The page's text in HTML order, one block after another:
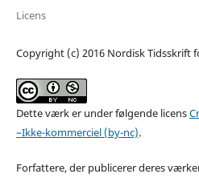
Licens
Copyright (c) 2016 Nordisk Tidsskrift
Dette værk er under følgende licens
–Ikke-kommerciel (by-nc).
Forfattere, der publicerer deres